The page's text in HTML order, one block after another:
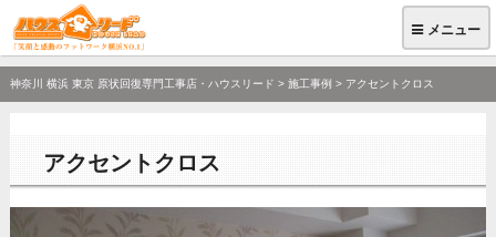
神奈川 横浜 東京 原状回復専門工事店・ハウスリード > 施工事例 > アクセントクロス
アクセントクロス
メニュー